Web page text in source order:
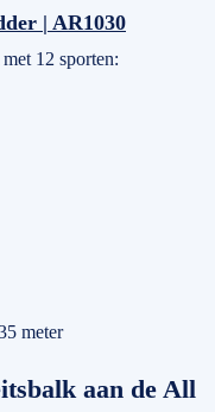
| AR1030
12 sporten:
meter
aan de All